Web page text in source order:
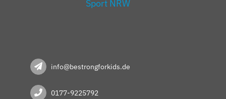
info@bestrongforkids.de
0177-9225792